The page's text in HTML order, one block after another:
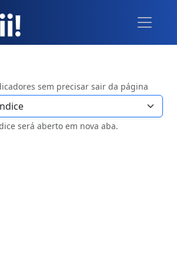
sem precisar sair da página
será aberto em nova aba.